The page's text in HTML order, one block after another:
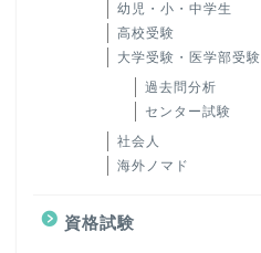
幼児・小・中学生
高校受験
大学受験・医学部受験
過去問分析
センター試験
社会人
海外ノマド
資格試験